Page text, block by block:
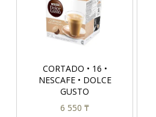
CORTADO • 16 •
NESCAFE • DOLCE
GUSTO
6 550 ₸